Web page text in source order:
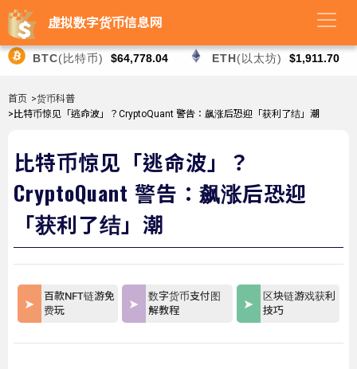
虚拟数字货币信息网
BTC(比特币) $64,778.04 ETH(以太坊) $1,911.70
首页 >货币科普
>比特币惊见「逃命波」？CryptoQuant 警告：飙涨后恐迎「获利了结」潮
比特币惊见「逃命波」？
CryptoQuant 警告：飙涨后恐迎
「获利了结」潮
百款NFT链游免
费玩
数字货币支付图
解教程
区块链游戏获利
技巧